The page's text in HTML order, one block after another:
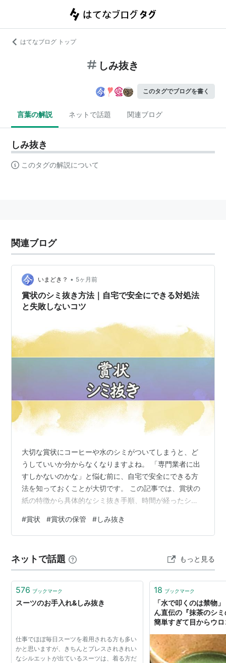
はてなブログ トップ
しみ抜き
このタグでブログを書く
言葉の解説 ネットで話題 関連ブログ
しみ抜き
このタグの解説について
関連ブログ
いまどき？ • 5ヶ月前
賞状のシミ抜き方法｜自宅で安全にできる対処法
と失敗しないコツ
大切な賞状にコーヒーや水のシミがついてしまうと、ど
うしていいか分からなくなりますよね。 「専門業者に出
すしかないのかな」と悩む前に、自宅で安全にできる方
法を知っておくことが大切です。 この記事では、賞状の
紙の特徴から具体的なシミ抜き手順、時間が経ったシミ
に解説します。 正しい知識とやり方を知れば、賞状のシ
ミ抜きは決して難しい作業ではありません。 失敗しない
認していきましょう。 賞状のシミ抜きは自分でできる？
まず知っておくべき基礎知識 賞状の紙は普通のコピー用
紙と何が違う？ 自宅で対応できるシミ・…
#賞状 #賞状の保管 #しみ抜き
ネットで話題 もっと見る
576 ブックマーク
スーツのお手入れ&しみ抜き
仕事でほぼ毎日スーツを着用される方も多い
かと思いますが、きちんとプレスされきれい
なシルエットが出ているスーツは、着る方だ
18 ブックマーク
「水で叩くのは禁物
ん直伝の『抹茶のシ
簡単すぎて目からウ